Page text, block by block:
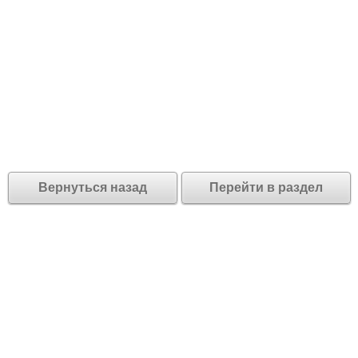
Вернуться назад Перейти в раздел